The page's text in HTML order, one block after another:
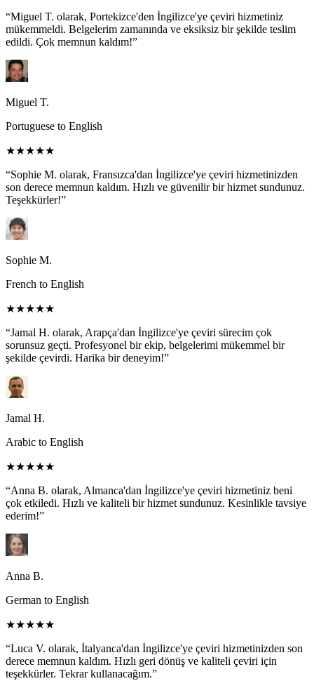
“Miguel T. olarak, Portekizce'den İngilizce'ye çeviri hizmetiniz
mükemmeldi. Belgelerim zamanında ve eksiksiz bir şekilde teslim
edildi. Çok memnun kaldım!”
Miguel T.
Portuguese to English
★★★★★
“Sophie M. olarak, Fransızca'dan İngilizce'ye çeviri hizmetinizden
son derece memnun kaldım. Hızlı ve güvenilir bir hizmet sundunuz.
Teşekkürler!”
Sophie M.
French to English
★★★★★
“Jamal H. olarak, Arapça'dan İngilizce'ye çeviri sürecim çok
sorunsuz geçti. Profesyonel bir ekip, belgelerimi mükemmel bir
şekilde çevirdi. Harika bir deneyim!”
Jamal H.
Arabic to English
★★★★★
“Anna B. olarak, Almanca'dan İngilizce'ye çeviri hizmetiniz beni
çok etkiledi. Hızlı ve kaliteli bir hizmet sundunuz. Kesinlikle tavsiye
ederim!”
Anna B.
German to English
★★★★★
“Luca V. olarak, İtalyanca'dan İngilizce'ye çeviri hizmetinizden son
derece memnun kaldım. Hızlı geri dönüş ve kaliteli çeviri için
teşekkürler. Tekrar kullanacağım.”